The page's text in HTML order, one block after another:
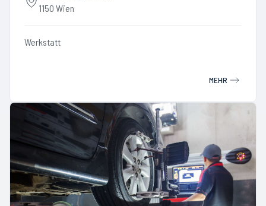
1150 Wien
Werkstatt
MEHR